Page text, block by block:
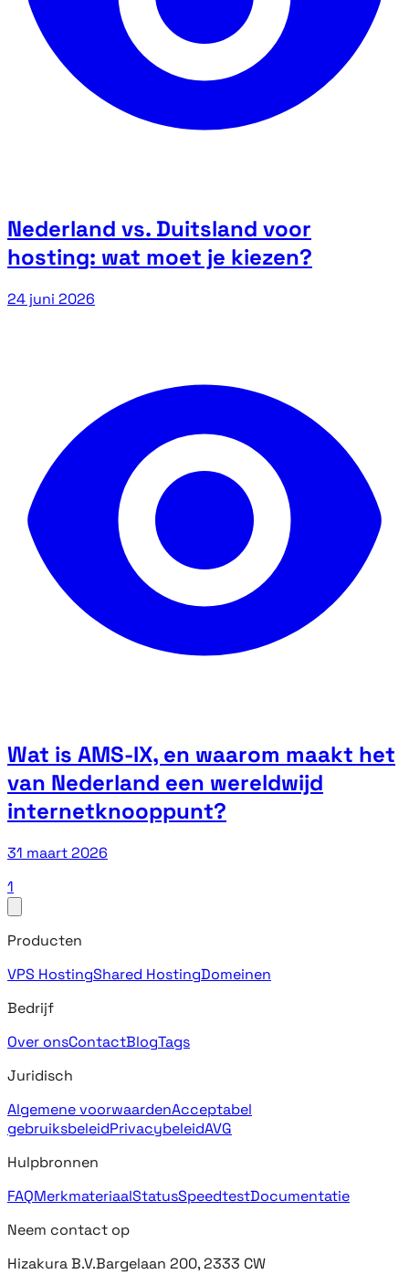
Nederland vs. Duitsland voor
hosting: wat moet je kiezen?
24 juni 2026
Wat is AMS-IX, en waarom maakt het
van Nederland een wereldwijd
internetknooppunt?
31 maart 2026
1
Producten
VPS HostingShared HostingDomeinen
Bedrijf
Over onsContactBlogTags
Juridisch
Algemene voorwaardenAcceptabel
gebruiksbeleidPrivacybeleidAVG
Hulpbronnen
FAQMerkmateriaalStatusSpeedtestDocumentatie
Neem contact op
Hizakura B.V.Bargelaan 200, 2333 CW